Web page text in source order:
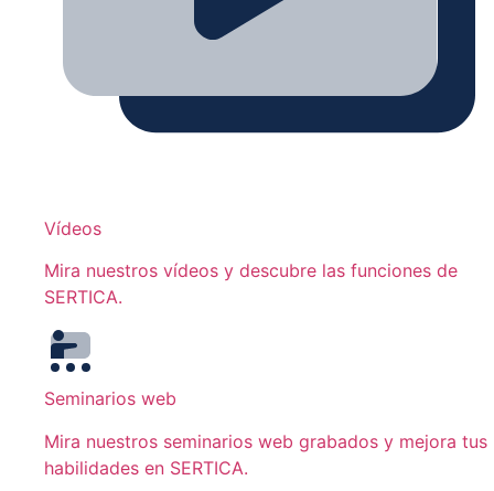
Vídeos
Mira nuestros vídeos y descubre las funciones de
SERTICA.
Seminarios web
Mira nuestros seminarios web grabados y mejora tus
habilidades en SERTICA.